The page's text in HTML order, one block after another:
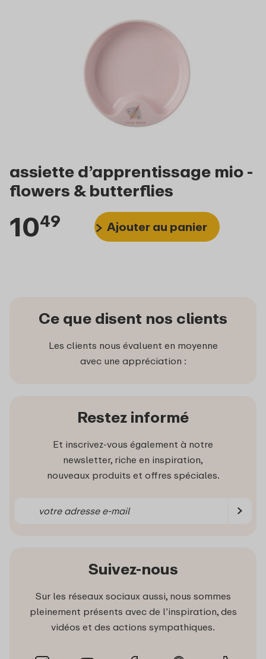
assiette d’apprentissage mio -
flowers & butterflies
1049 Ajouter au panier
Ce que disent nos clients
Les clients nous évaluent en moyenne
avec une appréciation :
Restez informé
Et inscrivez-vous également à notre
newsletter, riche en inspiration,
nouveaux produits et offres spéciales.
Suivez-nous
Sur les réseaux sociaux aussi, nous sommes
pleinement présents avec de l’inspiration, des
vidéos et des actions sympathiques.